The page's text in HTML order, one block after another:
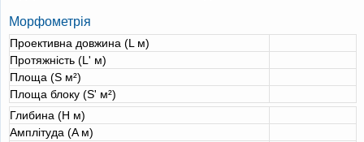
Морфометрія
Проективна довжина (L м)
Протяжність (L' м)
Площа (S м²)
Площа блоку (S' м²)
Глибина (H м)
Амплітуда (A м)